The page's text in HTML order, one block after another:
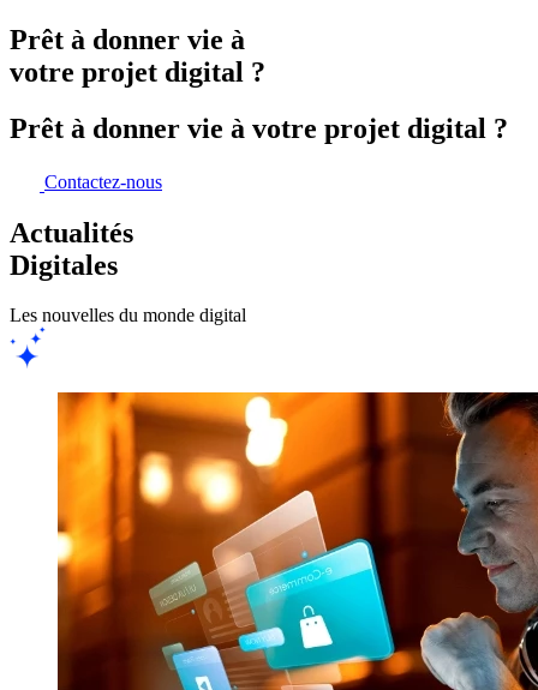
Prêt à donner vie à
votre projet digital ?
Prêt à donner vie à votre projet digital ?
Contactez-nous
Actualités
Digitales
Les nouvelles du monde digital